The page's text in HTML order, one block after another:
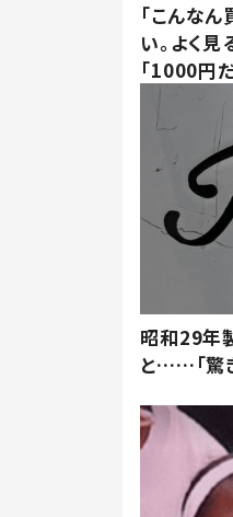
「こんな
い。よく
「1000円
昭和29年
と……「驚